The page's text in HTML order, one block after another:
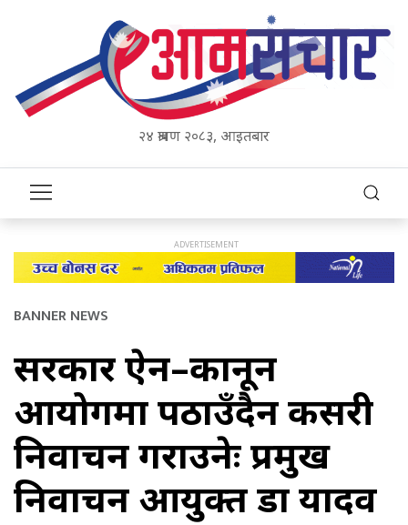
२४ श्रावण २०८३, आइतबार
BANNER NEWS
सरकार ऐन–कानून
आयोगमा पठाउँदैन कसरी
निर्वाचन गराउनेः प्रमुख
निर्वाचन आयुक्त डा यादव